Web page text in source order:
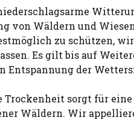
von Wäldern und
zu schützen,
Es gilt bis auf
Entspannung der
Trockenheit sorgt für
Wäldern. Wir